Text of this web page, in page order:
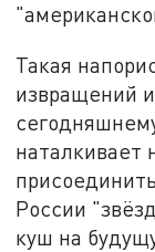
Такая
извращений
наталкивает
России
куш на